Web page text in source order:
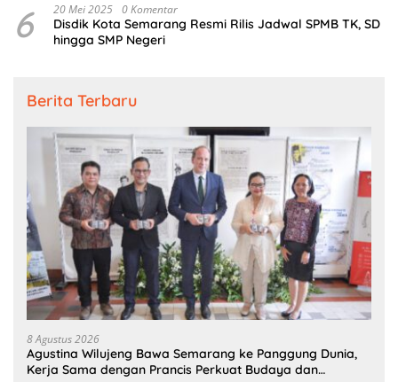
6 20 Mei 2025 0 Komentar
Disdik Kota Semarang Resmi Rilis Jadwal SPMB TK, SD
hingga SMP Negeri
Berita Terbaru
8 Agustus 2026
Agustina Wilujeng Bawa Semarang ke Panggung Dunia,
Kerja Sama dengan Prancis Perkuat Budaya dan